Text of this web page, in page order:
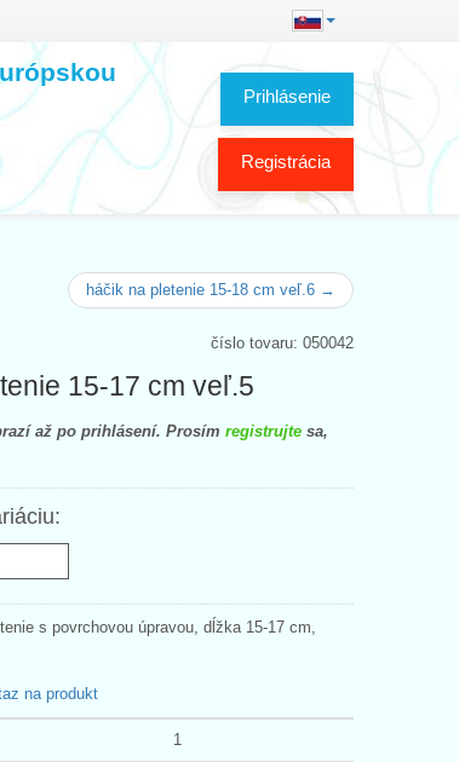
Prihlásenie
Registrácia
háčik na pletenie 15-18 cm veľ.6 →
číslo tovaru: 050042
15-17 cm veľ.5
až po prihlásení. Prosím registrujte sa,
s povrchovou úpravou, dĺžka 15-17 cm,
na produkt
1